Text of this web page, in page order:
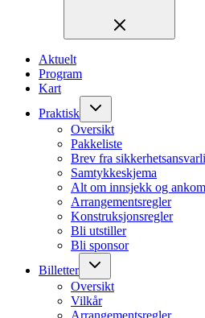
Aktuelt
Program
Kart
Praktisk
Oversikt
Pakkeliste
Brev fra
Samtykkeskjema
Alt om innsjekk og
Arrangementsregler
Konstruksjonsregler
Bli utstiller
Bli sponsor
Billetter
Oversikt
Vilkår